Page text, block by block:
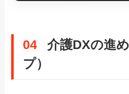
04
介護DXの進
プ）